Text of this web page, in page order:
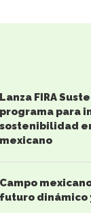
Lanza FIRA
programa para
sostenibilidad
mexicano
Campo
futuro dinámico